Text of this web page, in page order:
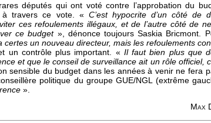
députés qui ont voté contre l’approbation du
à travers ce vote. « C’est hypocrite d’un côté de
ces refoulements illégaux, et de l’autre côté de
ce budget », dénonce toujours Saskia Bricmont.
certes un nouveau directeur, mais les refoulements
un contrôle plus important. « Il faut bien plus que
et que le conseil de surveillance ait un rôle officiel,
sensible du budget dans les années à venir ne fera
politique du groupe GUE/NGL (extrême
».
Max